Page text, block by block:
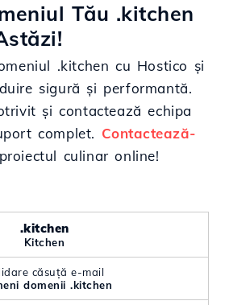
Tău .kitchen
.kitchen cu Hostico și
sigură și performantă.
și contactează echipa
complet. Contactează-
culinar online!
.kitchen
Kitchen
căsuță e-mail
domenii .kitchen